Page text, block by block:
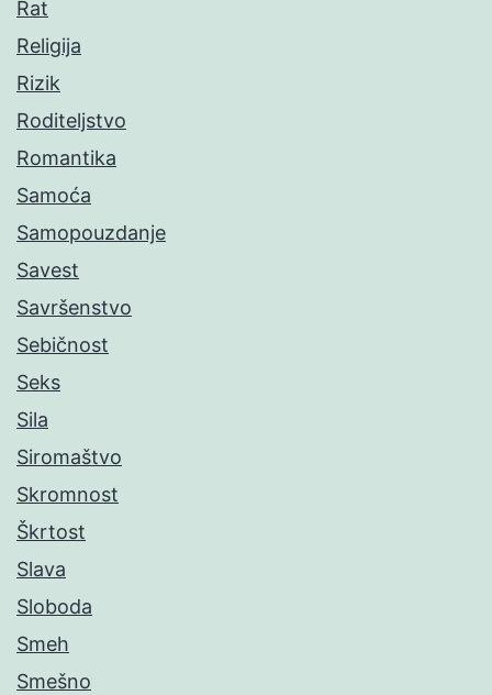
Rat
Religija
Rizik
Roditeljstvo
Romantika
Samoća
Samopouzdanje
Savest
Savršenstvo
Sebičnost
Seks
Sila
Siromaštvo
Skromnost
Škrtost
Slava
Sloboda
Smeh
Smešno